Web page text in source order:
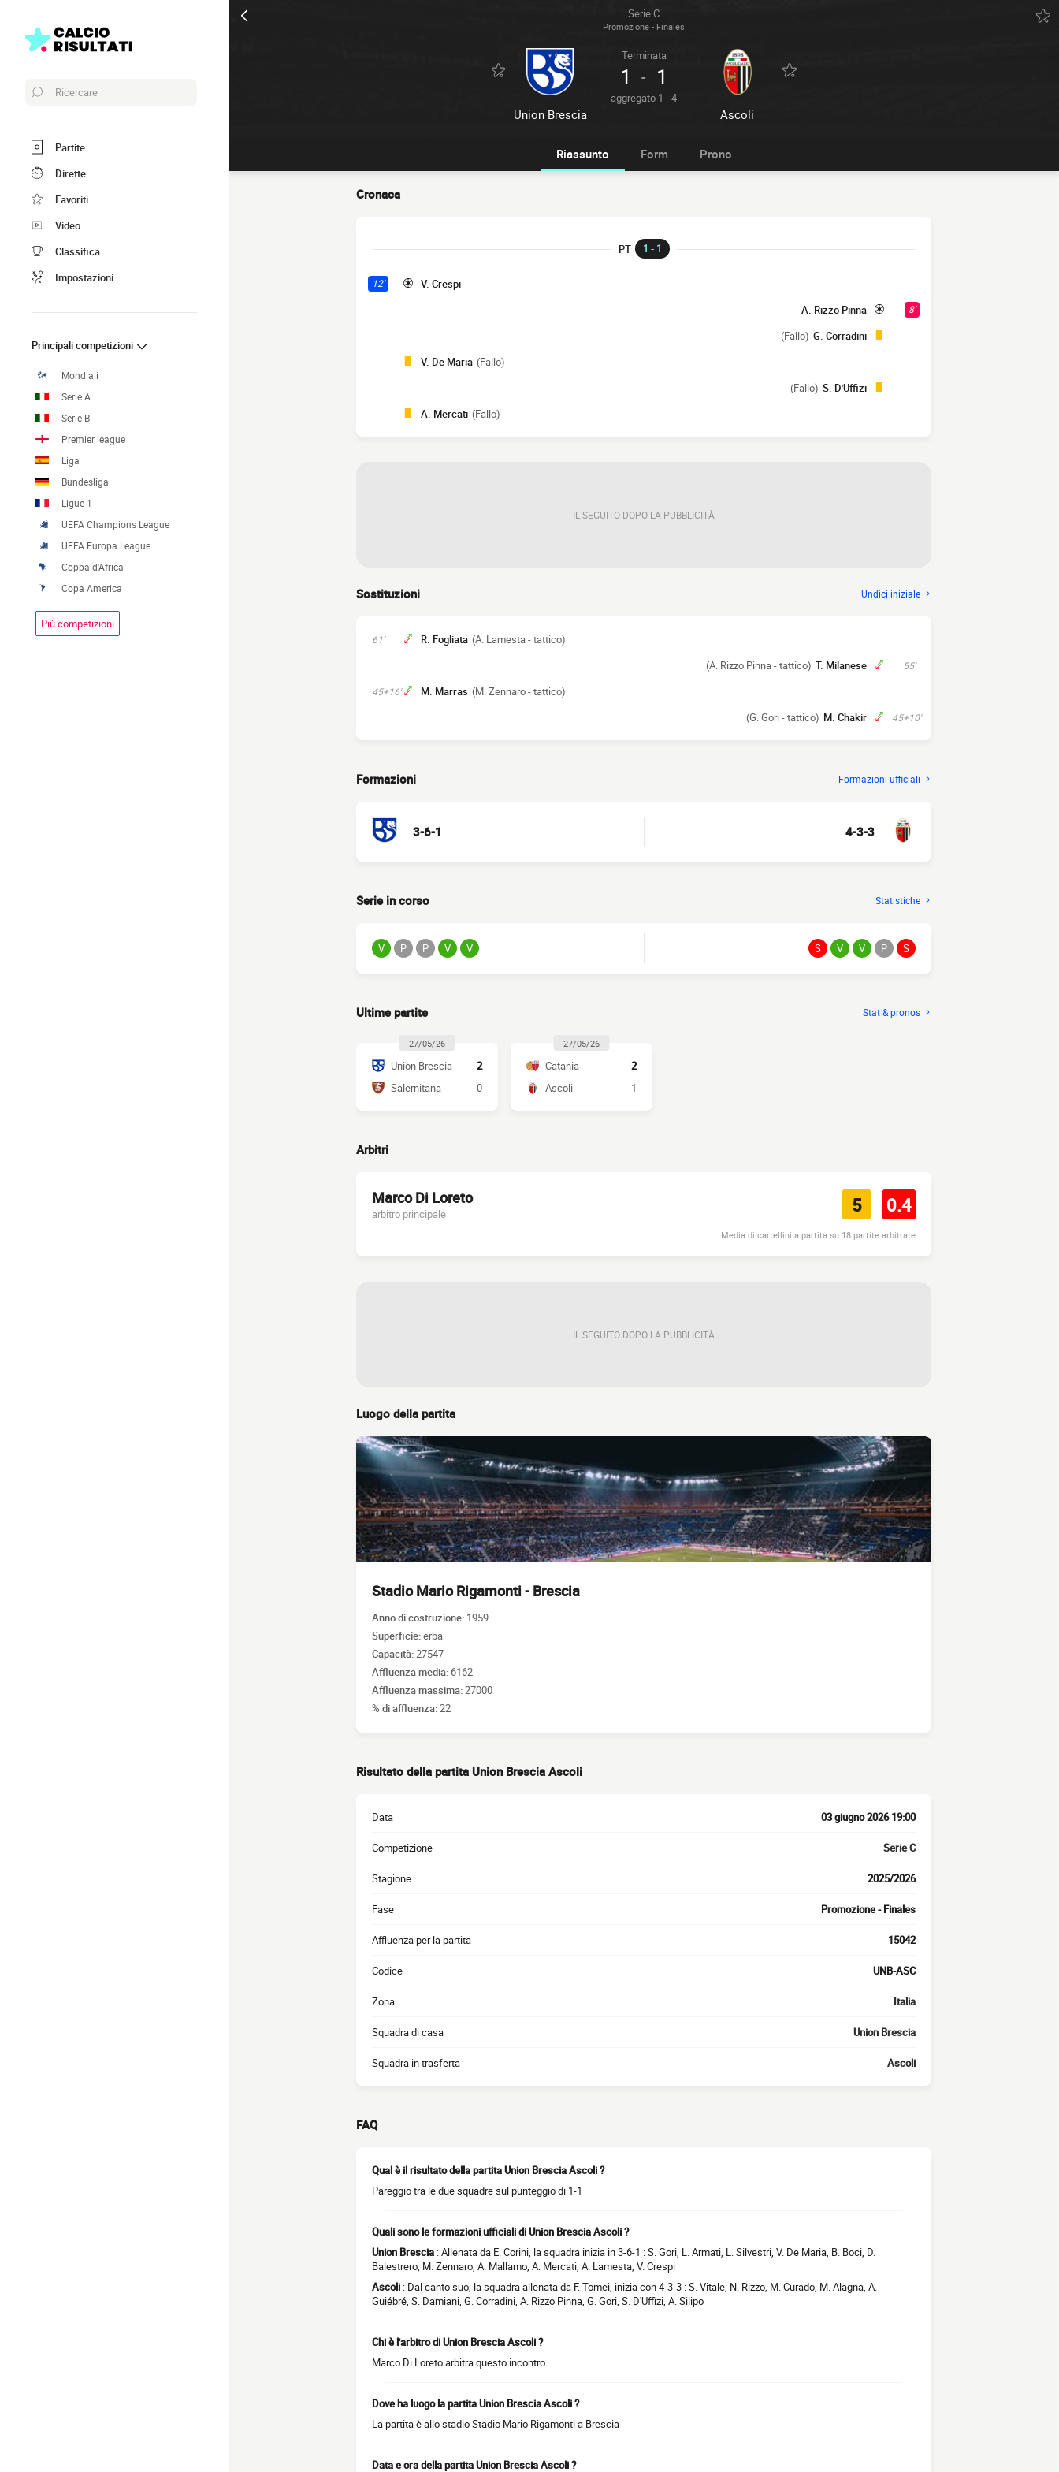
Serie C
Promozione - Finales
Union Brescia
Terminata
1 - 1
aggregato 1 - 4
Ascoli
Ricercare
Partite
Dirette
Favoriti
Video
Classifica
Impostazioni
Principali competizioni
Mondiali
Serie A
Serie B
Premier league
Liga
Bundesliga
Ligue 1
UEFA Champions League
UEFA Europa League
Coppa d'Africa
Copa America
Più competizioni
Riassunto Form Prono
Cronaca
PT 1 - 1
12' V. Crespi
8'
A. Rizzo Pinna
G. Corradini
(Fallo)
V. De Maria (Fallo)
S. D'Uffizi
(Fallo)
A. Mercati (Fallo)
IL SEGUITO DOPO LA PUBBLICITÀ
Sostituzioni Undici iniziale
61' R. Fogliata (A. Lamesta - tattico)
55'
T. Milanese
(A. Rizzo Pinna - tattico)
45+16' M. Marras (M. Zennaro - tattico)
45+10'
M. Chakir
(G. Gori - tattico)
Formazioni Formazioni ufficiali
3-6-1 4-3-3
Serie in corso Statistiche
V P P V V S V V P S
Ultime partite Stat & pronos
27/05/26
Union Brescia
2
Salernitana
0
27/05/26
Catania
2
Ascoli
1
Arbitri
Marco Di Loreto
arbitro principale 5 0.4
Media di cartellini a partita su 18 partite arbitrate
IL SEGUITO DOPO LA PUBBLICITÀ
Luogo della partita
Stadio Mario Rigamonti - Brescia
Anno di costruzione: 1959
Superficie:erba
Capacità:27547
Affluenza media:6162
Affluenza massima:27000
% di affluenza:22
Risultato della partita Union Brescia Ascoli
Data 03 giugno 2026 19:00
Competizione Serie C
Stagione 2025/2026
Fase Promozione - Finales
Affluenza per la partita 15042
Codice UNB-ASC
Zona Italia
Squadra di casa Union Brescia
Squadra in trasferta Ascoli
FAQ
Qual è il risultato della partita Union Brescia Ascoli ?
Pareggio tra le due squadre sul punteggio di 1-1
Quali sono le formazioni ufficiali di Union Brescia Ascoli ?
Union Brescia : Allenata da E. Corini, la squadra inizia in 3-6-1 : S. Gori, L. Armati, L. Silvestri, V. De Maria, B. Boci, D.
Balestrero, M. Zennaro, A. Mallamo, A. Mercati, A. Lamesta, V. Crespi
Ascoli : Dal canto suo, la squadra allenata da F. Tomei, inizia con 4-3-3 : S. Vitale, N. Rizzo, M. Curado, M. Alagna, A.
Guiébré, S. Damiani, G. Corradini, A. Rizzo Pinna, G. Gori, S. D'Uffizi, A. Silipo
Chi è l'arbitro di Union Brescia Ascoli ?
Marco Di Loreto arbitra questo incontro
Dove ha luogo la partita Union Brescia Ascoli ?
La partita è allo stadio Stadio Mario Rigamonti a Brescia
Data e ora della partita Union Brescia Ascoli ?